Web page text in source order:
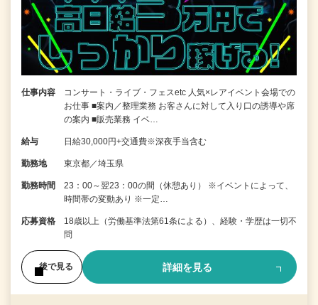
仕事内容
コンサート・ライブ・フェスetc 人気×レアイベント会場での
お仕事 ■案内／整理業務 お客さんに対して入り口の誘導や席
の案内 ■販売業務 イベ…
給与 日給30,000円+交通費※深夜手当含む
勤務地 東京都／埼玉県
勤務時間
23：00～翌23：00の間（休憩あり） ※イベントによって、
時間帯の変動あり ※一定…
応募資格
18歳以上（労働基準法第61条による）、経験・学歴は一切不
問
後で見る 詳細を見る